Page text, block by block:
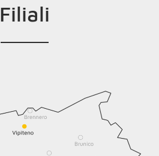
Filiali